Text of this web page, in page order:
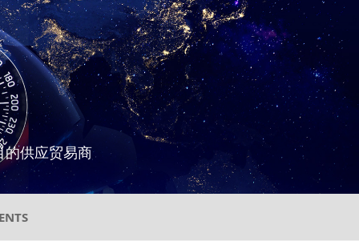
供应贸易商